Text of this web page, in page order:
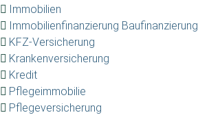
Immobilien
Immobilienfinanzierung Baufinanzierung
KFZ-Versicherung
Krankenversicherung
Kredit
Pflegeimmobilie
Pflegeversicherung